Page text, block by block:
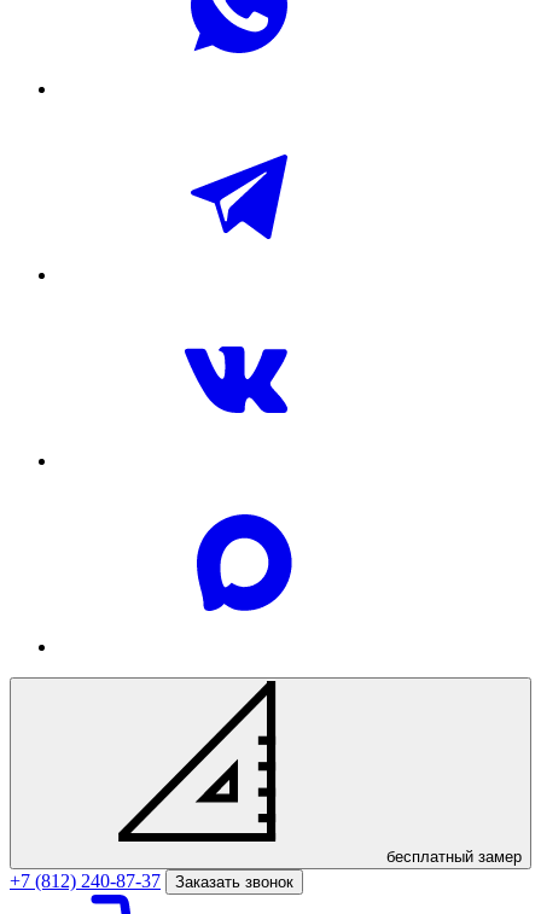
бесплатный замер
+7 (812) 240-87-37 Заказать звонок